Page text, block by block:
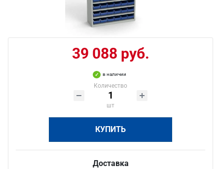
39 088 руб.
в наличии
Количество
шт
КУПИТЬ
Доставка